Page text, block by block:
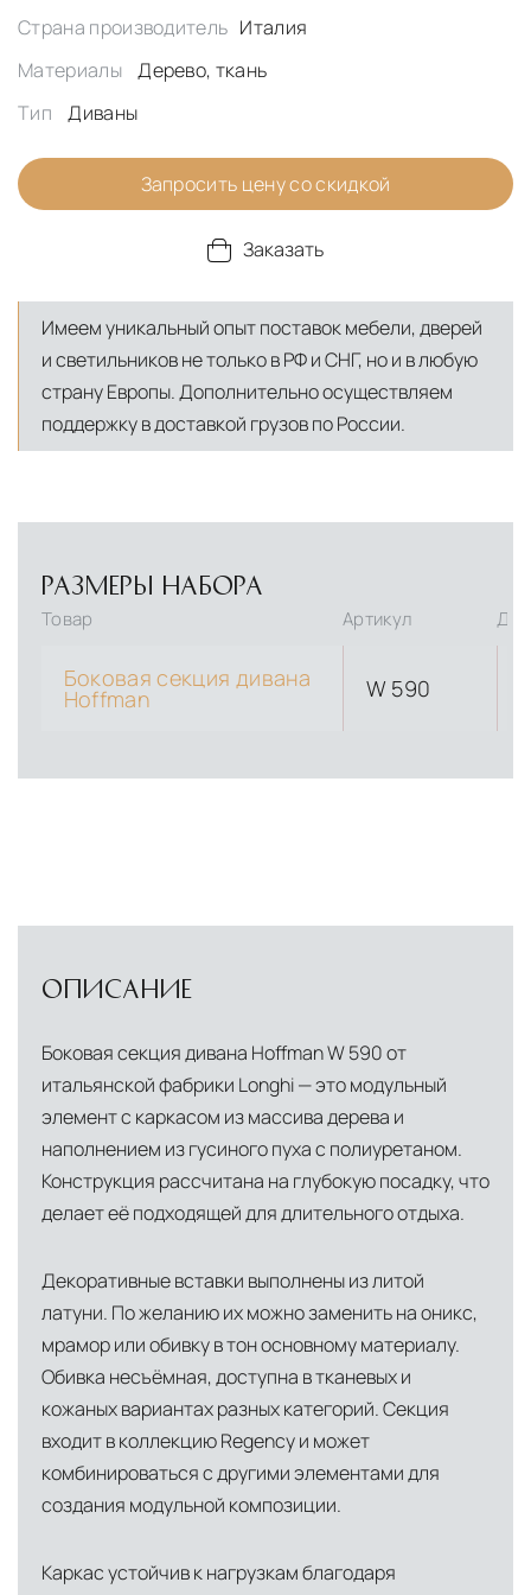
Страна производитель Италия
Материалы
Дерево, ткань
Тип
Диваны
Запросить цену со скидкой
Заказать
Имеем уникальный опыт поставок мебели, дверей
и светильников не только в РФ и СНГ, но и в любую
страну Европы. Дополнительно осуществляем
поддержку в доставкой грузов по России.
РАЗМЕРЫ НАБОРА
Товар Артикул
Боковая секция дивана
Hoffman W 590
ОПИСАНИЕ
Боковая секция дивана Hoffman W 590 от
итальянской фабрики Longhi — это модульный
элемент с каркасом из массива дерева и
наполнением из гусиного пуха с полиуретаном.
Конструкция рассчитана на глубокую посадку, что
делает её подходящей для длительного отдыха.
Декоративные вставки выполнены из литой
латуни. По желанию их можно заменить на оникс,
мрамор или обивку в тон основному материалу.
Обивка несъёмная, доступна в тканевых и
кожаных вариантах разных категорий. Секция
входит в коллекцию Regency и может
комбинироваться с другими элементами для
создания модульной композиции.
Каркас устойчив к нагрузкам благодаря